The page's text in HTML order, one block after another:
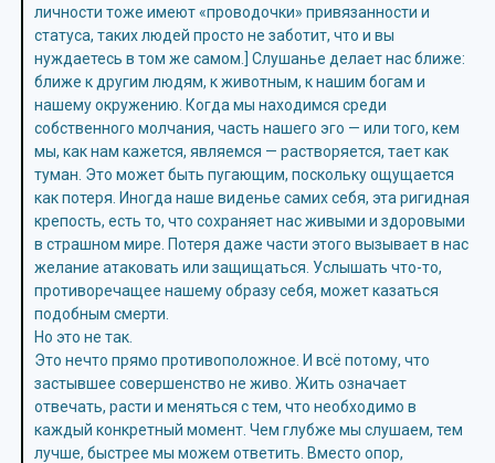
личности тоже имеют «проводочки» привязанности и
статуса, таких людей просто не заботит, что и вы
нуждаетесь в том же самом.] Слушанье делает нас ближе:
ближе к другим людям, к животным, к нашим богам и
нашему окружению. Когда мы находимся среди
собственного молчания, часть нашего эго — или того, кем
мы, как нам кажется, являемся — растворяется, тает как
туман. Это может быть пугающим, поскольку ощущается
как потеря. Иногда наше виденье самих себя, эта ригидная
крепость, есть то, что сохраняет нас живыми и здоровыми
в страшном мире. Потеря даже части этого вызывает в нас
желание атаковать или защищаться. Услышать что-то,
противоречащее нашему образу себя, может казаться
подобным смерти.
Но это не так.
Это нечто прямо противоположное. И всё потому, что
застывшее совершенство не живо. Жить означает
отвечать, расти и меняться с тем, что необходимо в
каждый конкретный момент. Чем глубже мы слушаем, тем
лучше, быстрее мы можем ответить. Вместо опор,